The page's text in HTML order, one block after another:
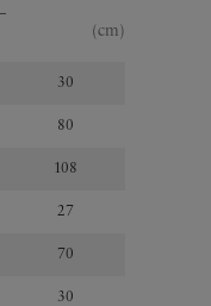
(cm)
30
80
108
27
70
30